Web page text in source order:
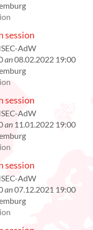
session
AdW
an08.02.2022 19:00
session
AdW
an 11.01.2022 19:00
session
AdW
an07.12.2021 19:00